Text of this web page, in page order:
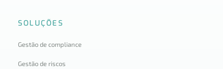
SOLUÇÕES
Gestão de compliance
Gestão de riscos